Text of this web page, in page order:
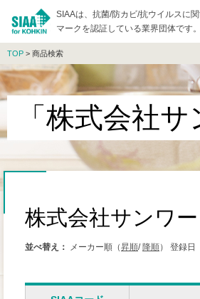
SIAAは、抗菌/防カビ/抗ウイルスに
マークを認証している業界団体です。
TOP > 商品検索
「株式会社
株式会社サンワ
並べ替え： メーカー順（昇順/ 降順） 登録日